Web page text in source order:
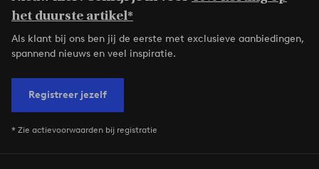
het duurste artikel*
Als klant bij ons ben jij de eerste met exclusieve aanbiedingen,
spannend nieuws en veel inspiratie.
Registreer jezelf
* Zie actievoorwaarden bij registratie